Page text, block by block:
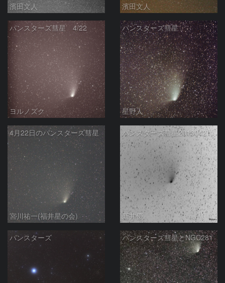
濱田文人 濱田文人
パンスターズ彗星 4/22
ヨルノズク
パンスターズ彗星
星野人
4月22日のパンスターズ彗星
宮川祐一(福井星の会)
パンスターズ彗星20130422（階調の反転）
新井優
パンスターズ パンスターズ彗星とNGC281